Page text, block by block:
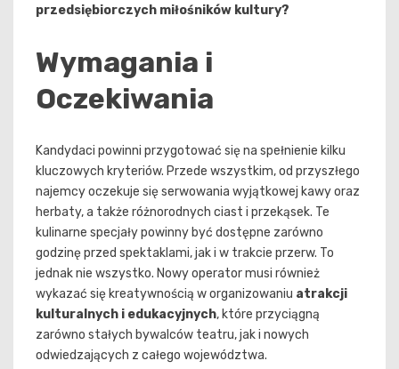
przedsiębiorczych miłośników kultury?
Wymagania i
Oczekiwania
Kandydaci powinni przygotować się na spełnienie kilku
kluczowych kryteriów. Przede wszystkim, od przyszłego
najemcy oczekuje się serwowania wyjątkowej kawy oraz
herbaty, a także różnorodnych ciast i przekąsek. Te
kulinarne specjały powinny być dostępne zarówno
godzinę przed spektaklami, jak i w trakcie przerw. To
jednak nie wszystko. Nowy operator musi również
wykazać się kreatywnością w organizowaniu atrakcji
kulturalnych i edukacyjnych, które przyciągną
zarówno stałych bywalców teatru, jak i nowych
odwiedzających z całego województwa.